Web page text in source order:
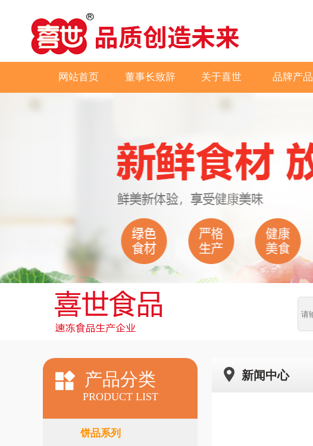
网站首页 董事长致辞 关于喜世 品牌产品
产品分类
PRODUCT LIST
饼品系列
新闻中心